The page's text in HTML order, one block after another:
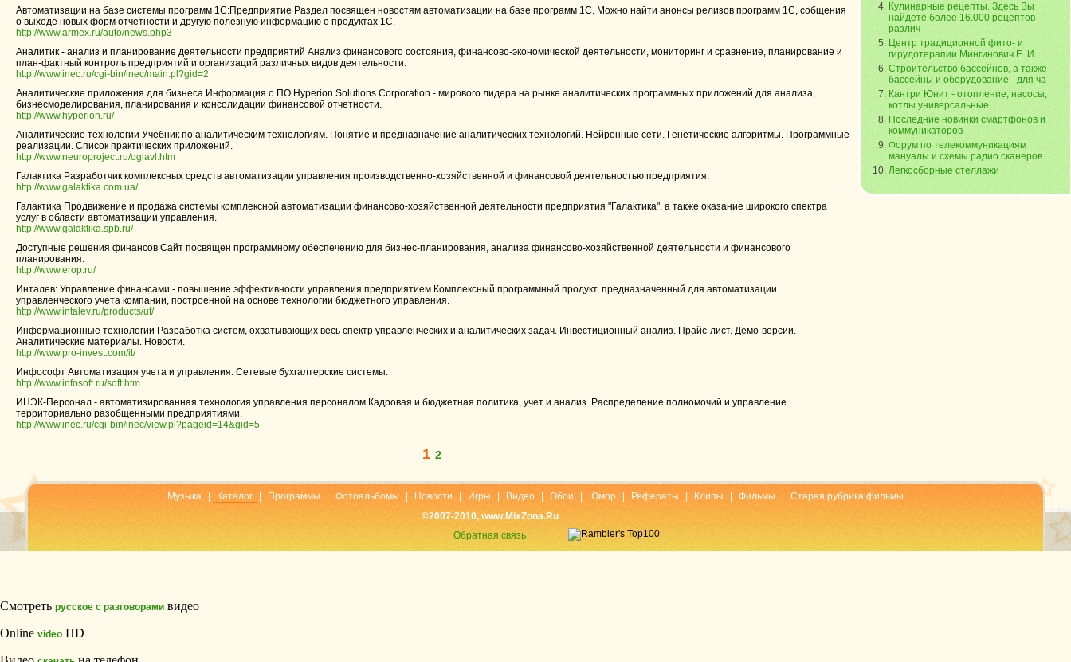
Автоматизации на базе системы программ 1С:Предприятие Раздел посвящен новостям автоматизации на базе программ 1С. Можно найти анонсы релизов программ 1С, собщения
о выходе новых форм отчетности и другую полезную информацию о продуктах 1С.
http://www.armex.ru/auto/news.php3
Аналитик - анализ и планирование деятельности предприятий Анализ финансового состояния, финансово-экономической деятельности, мониторинг и сравнение, планирование и
план-фактный контроль предприятий и организаций различных видов деятельности.
http://www.inec.ru/cgi-bin/inec/main.pl?gid=2
Аналитические приложения для бизнеса Информация о ПО Hyperion Solutions Corporation - мирового лидера на рынке аналитических программных приложений для анализа,
бизнесмоделирования, планирования и консолидации финансовой отчетности.
http://www.hyperion.ru/
Аналитические технологии Учебник по аналитическим технологиям. Понятие и предназначение аналитических технологий. Нейронные сети. Генетические алгоритмы. Программные
реализации. Список практических приложений.
http://www.neuroproject.ru/oglavl.htm
Галактика Разработчик комплексных средств автоматизации управления производственно-хозяйственной и финансовой деятельностью предприятия.
http://www.galaktika.com.ua/
Галактика Продвижение и продажа системы комплексной автоматизации финансово-хозяйственной деятельности предприятия "Галактика", а также оказание широкого спектра
услуг в области автоматизации управления.
http://www.galaktika.spb.ru/
Доступные решения финансов Сайт посвящен программному обеспечению для бизнес-планирования, анализа финансово-хозяйственной деятельности и финансового
планирования.
http://www.erop.ru/
Инталев: Управление финансами - повышение эффективности управления предприятием Комплексный программный продукт, предназначенный для автоматизации
управленческого учета компании, построенной на основе технологии бюджетного управления.
http://www.intalev.ru/products/uf/
Информационные технологии Разработка систем, охватывающих весь спектр управленческих и аналитических задач. Инвестиционный анализ. Прайс-лист. Демо-версии.
Аналитические материалы. Новости.
http://www.pro-invest.com/it/
Инфософт Автоматизация учета и управления. Сетевые бухгалтерские системы.
http://www.infosoft.ru/soft.htm
ИНЭК-Персонал - автоматизированная технология управления персоналом Кадровая и бюджетная политика, учет и анализ. Распределение полномочий и управление
территориально разобщенными предприятиями.
http://www.inec.ru/cgi-bin/inec/view.pl?pageid=14&gid=5
1 2
Кулинарные рецепты. Здесь Вы
найдете более 16.000 рецептов
различ
Центр традиционной фито- и
гирудотерапии Мингинович Е. И.
Строительство бассейнов, а также
бассейны и оборудование - для ча
Кантри Юнит - отопление, насосы,
котлы универсальные
Последние новинки смартфонов и
коммуникаторов
Форум по телекоммуникациям
мануалы и схемы радио сканеров
Легкосборные стеллажи
Музыка Каталог Программы Фотоальбомы Новости Игры Видео Обои Юмор Рефераты Клипы Фильмы
Старая рубрика фильмы
©2007-2010, www.MixZona.Ru
Обратная связь
Смотреть русское с разговорами видео
Online video HD